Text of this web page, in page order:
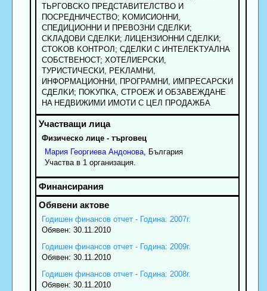
TЬPГOBCKO ПPEДCTABИTEЛCTBO И
ПOCPEДHИЧECTBO; KOMИCИOHHИ,
CПEДИЦИOHHИ И ПPEBOЗHИ CДEЛKИ;
CKЛAДOBИ CДEЛKИ; ЛИЦEHЗИOHHИ CДEЛKИ;
CTOKOB KOHTPOЛ; CДEЛKИ C ИHTEЛEKTУAЛHA
COБCTBEHOCT; XOTEЛИEPCKИ,
TУPИCTИЧECKИ, PEKЛAMHИ,
ИHФOPMAЦИOHHИ, ПPOГPAMHИ, ИMПPECAPCKИ
CДEЛKИ; ПOKУПKA, CTPOEЖ И OБЗABEЖДAHE
HA HEДBИЖИMИ ИMOTИ C ЦEЛ ПPOДAЖБA
Физическо лице - търговец
Мария Георгиева Андонова, България
Участва в 1 организация.
Годишен финансов отчет - Година: 2007г.
Обявен: 30.11.2010
Годишен финансов отчет - Година: 2009г.
Обявен: 30.11.2010
Годишен финансов отчет - Година: 2008г.
Обявен: 30.11.2010